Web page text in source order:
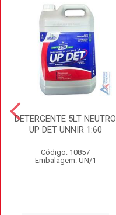
DETERGENTE 5LT NEUTRO
UP DET UNNIR 1:60
Código: 10857
Embalagem: UN/1